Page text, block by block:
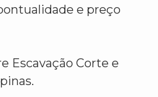
e preço
Escavação Corte e